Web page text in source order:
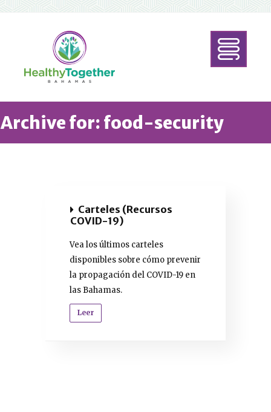
Archive for: food-security
Carteles (Recursos
COVID-19)
Vea los últimos carteles
disponibles sobre cómo prevenir
la propagación del COVID-19 en
las Bahamas.
Leer